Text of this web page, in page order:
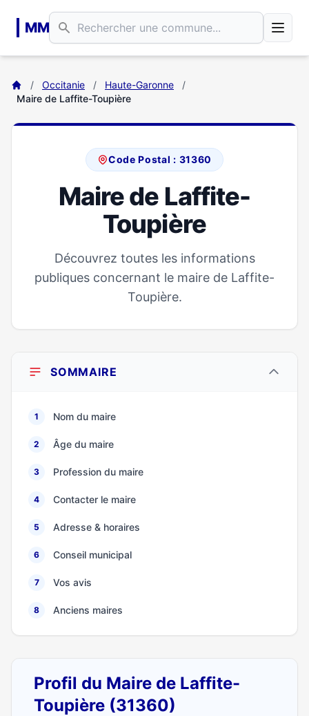
MM
/ Occitanie / Haute-Garonne
/
Maire de Laffite-Toupière
Code Postal : 31360
Maire de Laffite-
Toupière
Découvrez toutes les informations
publiques concernant le maire de Laffite-
Toupière.
SOMMAIRE
1 Nom du maire
2 Âge du maire
3 Profession du maire
4 Contacter le maire
5 Adresse & horaires
6 Conseil municipal
7 Vos avis
8 Anciens maires
Profil du Maire de Laffite-
Toupière (31360)